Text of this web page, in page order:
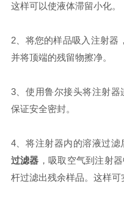
这样可以使液体滞留小化。
2、将您的样品吸入注射器
并将顶端的残留物擦净。
3、使用鲁尔接头将注射器
保证安全密封。
4、将注射器内的溶液过
过滤器 ，吸取空气到注射
杆过滤出残余样品。这样可